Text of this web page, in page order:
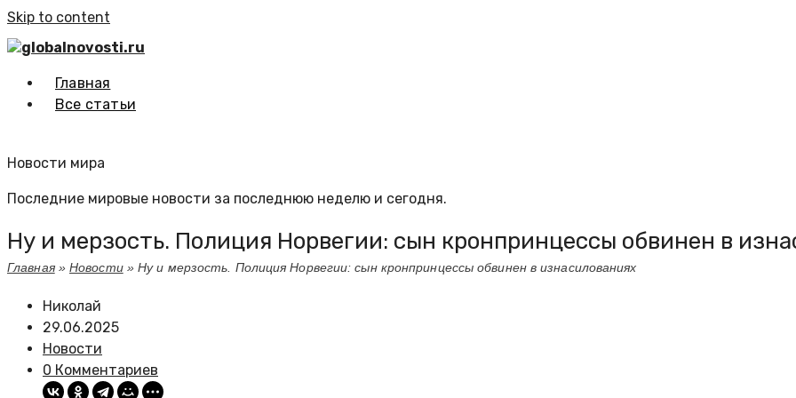
Skip to content
globalnovosti.ru
Главная
Все статьи
Новости мира
Последние мировые новости за последнюю неделю и сегодня.
Ну и мерзость. Полиция Норвегии: сын кронпринцессы обвинен в
Главная»Новости»Ну и мерзость. Полиция Норвегии: сын кронпринцессы обвинен в изнасилованиях
Николай
29.06.2025
Новости
0 Комментариев